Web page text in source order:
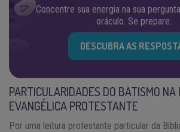
Concentre sua energia na sua
oráculo. Se prepare.
DESCUBRA AS
PARTICULARIDADES DO BATISMO
EVANGÉLICA PROTESTANTE
Por uma leitura protestante particular da